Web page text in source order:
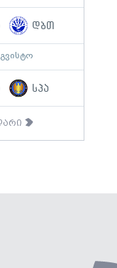
დბთ
სპა